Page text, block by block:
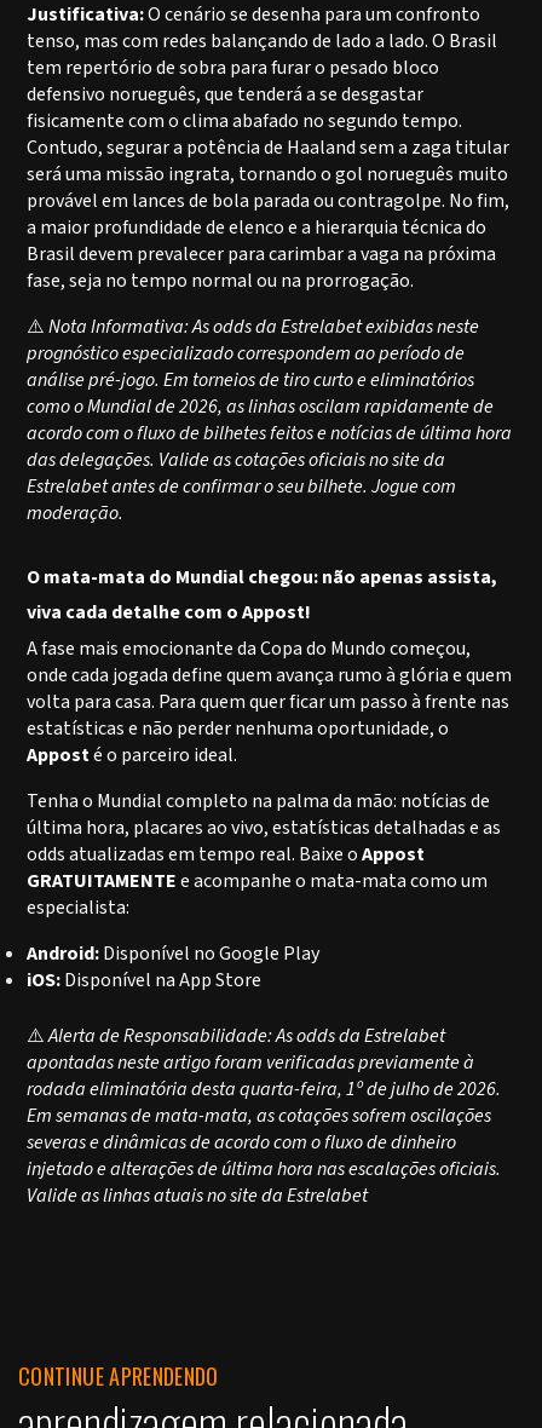
Justificativa:O cenário se desenha para um confronto
tenso, mas com redes balançando de lado a lado. O Brasil
tem repertório de sobra para furar o pesado bloco
defensivo norueguês, que tenderá a se desgastar
fisicamente com o clima abafado no segundo tempo.
Contudo, segurar a potência de Haaland sem a zaga titular
será uma missão ingrata, tornando o gol norueguês muito
provável em lances de bola parada ou contragolpe. No fim,
a maior profundidade de elenco e a hierarquia técnica do
Brasil devem prevalecer para carimbar a vaga na próxima
fase, seja no tempo normal ou na prorrogação.
⚠️Nota Informativa: As odds da Estrelabet exibidas neste
prognóstico especializado correspondem ao período de
análise pré-jogo. Em torneios de tiro curto e eliminatórios
como o Mundial de 2026, as linhas oscilam rapidamente de
acordo com o fluxo de bilhetes feitos e notícias de última hora
das delegações. Valide as cotações oficiais no site da
Estrelabet antes de confirmar o seu bilhete. Jogue com
moderação.
O mata-mata do Mundial chegou: não apenas assista,
viva cada detalhe com o Appost!
A fase mais emocionante da Copa do Mundo começou,
onde cada jogada define quem avança rumo à glória e quem
volta para casa. Para quem quer ficar um passo à frente nas
estatísticas e não perder nenhuma oportunidade, o
Apposté o parceiro ideal.
Tenha o Mundial completo na palma da mão: notícias de
última hora, placares ao vivo, estatísticas detalhadas e as
odds atualizadas em tempo real. Baixe oAppost
GRATUITAMENTEe acompanhe o mata-mata como um
especialista:
Android:Disponível no Google Play
iOS:Disponível na App Store
⚠️Alerta de Responsabilidade: As odds da Estrelabet
apontadas neste artigo foram verificadas previamente à
rodada eliminatória desta quarta-feira, 1º de julho de 2026.
Em semanas de mata-mata, as cotações sofrem oscilações
severas e dinâmicas de acordo com o fluxo de dinheiro
injetado e alterações de última hora nas escalações oficiais.
Valide as linhas atuais no site da Estrelabet
CONTINUE APRENDENDO